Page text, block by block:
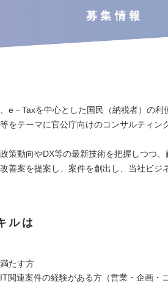
募集情報
e－Taxを中心とした国民（納税者）の
をテーマに官公庁向けのコンサルティン
策動向やDX等の最新技術を把握しつつ
善案を提案し、案件を創出し、当社ビジ
ルは
たす方
関連案件の経験がある方（営業・企画・